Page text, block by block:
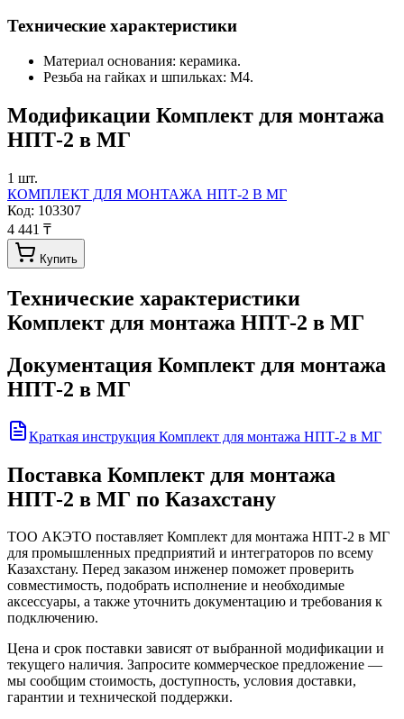
Технические характеристики
Материал основания: керамика.
Резьба на гайках и шпильках: М4.
Модификации Комплект для монтажа
НПТ-2 в МГ
1 шт.
КОМПЛЕКТ ДЛЯ МОНТАЖА НПТ-2 В МГ
Код: 103307
4 441 ₸
Купить
Технические характеристики
Комплект для монтажа НПТ-2 в МГ
Документация Комплект для монтажа
НПТ-2 в МГ
Краткая инструкция Комплект для монтажа НПТ-2 в МГ
Поставка Комплект для монтажа
НПТ-2 в МГ по Казахстану
ТОО АКЭТО поставляет Комплект для монтажа НПТ-2 в МГ
для промышленных предприятий и интеграторов по всему
Казахстану. Перед заказом инженер поможет проверить
совместимость, подобрать исполнение и необходимые
аксессуары, а также уточнить документацию и требования к
подключению.
Цена и срок поставки зависят от выбранной модификации и
текущего наличия. Запросите коммерческое предложение —
мы сообщим стоимость, доступность, условия доставки,
гарантии и технической поддержки.